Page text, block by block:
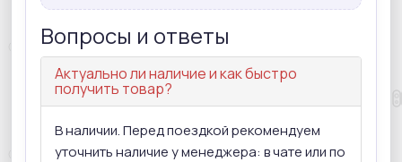
Вопросы и ответы
Актуально ли наличие и как быстро
получить товар?
В наличии. Перед поездкой рекомендуем
уточнить наличие у менеджера: в чате или по